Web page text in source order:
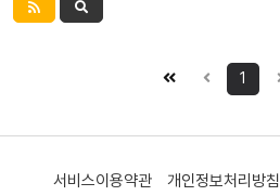
1
서비스이용약관 개인정보처리방침